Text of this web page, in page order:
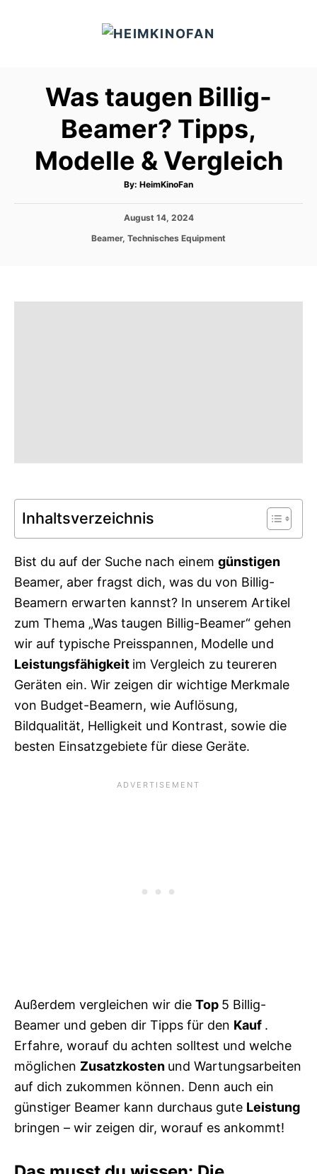
Was taugen Billig-
Beamer? Tipps,
Modelle & Vergleich
By: A
t
o
r
HeimKinoFan
P
s
August 14, 2024
C
o
Beamer, Technisches Equipment
Inhaltsverzeichnis
Bist du auf der Suche nach einem günstigen
Beamer, aber fragst dich, was du von Billig-
Beamern erwarten kannst? In unserem Artikel
zum Thema „Was taugen Billig-Beamer“ gehen
wir auf typische Preisspannen, Modelle und
Leistungsfähigkeit im Vergleich zu teureren
Geräten ein. Wir zeigen dir wichtige Merkmale
von Budget-Beamern, wie Auflösung,
Bildqualität, Helligkeit und Kontrast, sowie die
besten Einsatzgebiete für diese Geräte.
Außerdem vergleichen wir die Top 5 Billig-
Beamer und geben dir Tipps für den Kauf .
Erfahre, worauf du achten solltest und welche
möglichen Zusatzkosten und Wartungsarbeiten
auf dich zukommen können. Denn auch ein
günstiger Beamer kann durchaus gute Leistung
bringen – wir zeigen dir, worauf es ankommt!